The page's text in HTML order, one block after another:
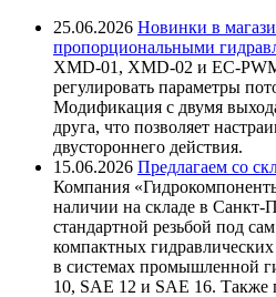
25.06.2026 Новинки в
пропорциональными
XMD-01, XMD-02 и EC-
регулировать параметры
Модификация с двумя
друга, что позволяет
двустороннего действия.
15.06.2026 Предлагаем со
Компания
наличии на складе в Санкт-
стандартной резьбой под
компактных
в системах промышленной
10, SAE 12 и SAE 16. Также